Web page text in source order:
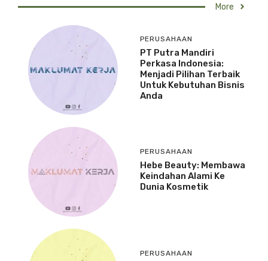
More
PERUSAHAAN
PT Putra Mandiri
Perkasa Indonesia:
Menjadi Pilihan Terbaik
Untuk Kebutuhan Bisnis
Anda
PERUSAHAAN
Hebe Beauty: Membawa
Keindahan Alami Ke
Dunia Kosmetik
PERUSAHAAN